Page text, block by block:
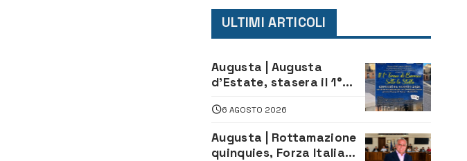
ULTIMI ARTICOLI
Augusta | Augusta
d’Estate, stasera il 1°
le Stelle: piazza
D’Astorga già sold out
6 AGOSTO 2026
Augusta | Rottamazione
quinquies, Forza Italia